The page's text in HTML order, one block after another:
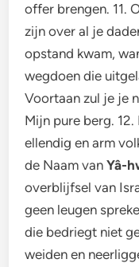
offer brengen. 11.
zijn over al je
opstand kwam,
wegdoen die
Voortaan zul je je
Mijn pure berg.
ellendig en arm
de Naam vanYâ-
overblijfsel van
geen leugen
die bedriegt niet
weiden en